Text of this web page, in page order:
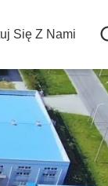
Się Z Nami